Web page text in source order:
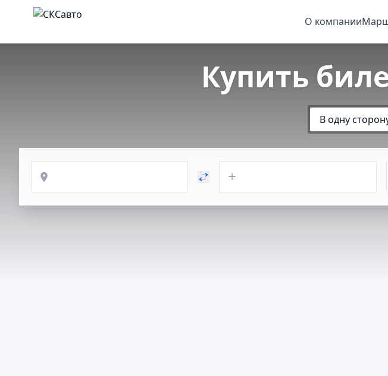
О компании
Купить
В одну